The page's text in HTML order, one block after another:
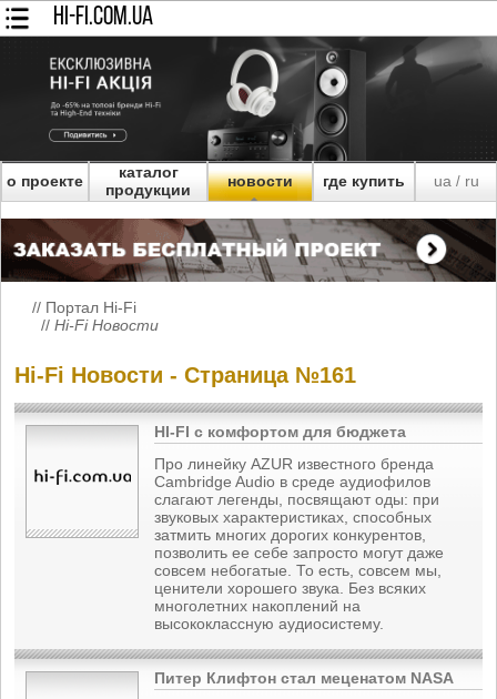
HI-FI.COM.UA
о проекте
каталог
продукции
новости где купить ua/ ru
// Портал Hi-Fi
// Hi-Fi Новости
Hi-Fi Новости - Страница №161
HI-FI с комфортом для бюджета
Про линейку AZUR известного бренда
Cambridge Audio в среде аудиофилов
слагают легенды, посвящают оды: при
звуковых характеристиках, способных
затмить многих дорогих конкурентов,
позволить ее себе запросто могут даже
совсем небогатые. То есть, совсем мы,
ценители хорошего звука. Без всяких
многолетних накоплений на
высококлассную аудиосистему.
Питер Клифтон стал меценатом NASA